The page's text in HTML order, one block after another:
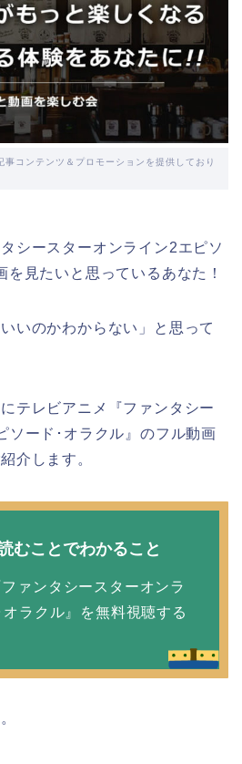
コンテンツ＆プロモーションを提供しており
シースターオンライン2エピソ
を見たいと思っているあなた！
いのかわからない」と思って
テレビアニメ『ファンタシー
ソード･オラクル』のフル動画
介します。
むことでわかること
ァンタシースターオンラ
ラクル』を無料視聴する